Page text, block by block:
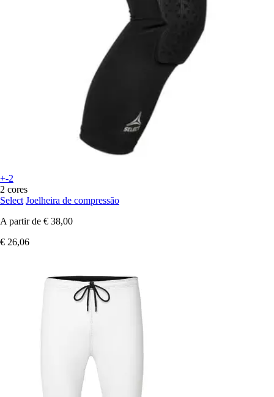
+-2
2 cores
Select Joelheira de compressão
A partir de € 38,00
€ 26,06